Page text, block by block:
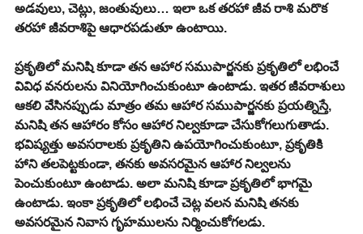
అడవులు, చెట్లు, జంతువులు… ఇలా ఒక తరహా జీవ రాశి మరొక
తరహా జీవరాశిపై ఆధారపడుతూ ఉంటాయి.
ప్రకృతిలో మనిషి కూడా తన ఆహార సముపార్జనకు ప్రకృతిలో లభించే
వివిధ వనరులను వినియోగించుకుంటూ ఉంటాడు. ఇతర జీవరాశులు
ఆకలి వేసినప్పుడు మాత్రం తమ ఆహార సముపార్జనకు ప్రయత్నిస్తే,
మనిషి తన ఆహారం కోసం ఆహార నిల్వకూడా చేసుకోగలుగుతాడు.
భవిష్యత్తు అవసరాలకు ప్రకృతిని ఉపయోగించుకుంటూ, ప్రకృతికి
హాని తలపెట్టకుండా, తనకు అవసరమైన ఆహార నిల్వలను
పెంచుకుంటూ ఉంటాడు. అలా మనిషి కూడా ప్రకృతిలో భాగమై
ఉంటాడు. ఇంకా ప్రకృతిలో లభించే చెట్ల వలన మనిషి తనకు
అవసరమైన నివాస గృహములను నిర్మించుకోగలడు.